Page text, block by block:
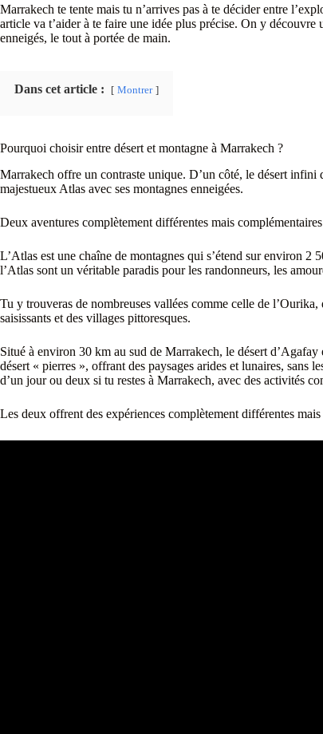
Marrakech te tente mais tu n’arrives pas à te décider entre
article va t’aider à te faire une idée plus précise. On y découvre
enneigés, le tout à portée de main.
Dans cet article : Montrer
Pourquoi choisir entre désert et montagne à Marrakech ?
Marrakech offre un contraste unique. D’un côté, le désert
majestueux Atlas avec ses montagnes enneigées.
Deux aventures complètement différentes mais
L’Atlas est une chaîne de montagnes qui s’étend sur environ
l’Atlas sont un véritable paradis pour les randonneurs, les
Tu y trouveras de nombreuses vallées comme celle de
saisissants et des villages pittoresques.
Situé à environ 30 km au sud de Marrakech, le désert
désert « pierres », offrant des paysages arides et lunaires, sans
d’un jour ou deux si tu restes à Marrakech, avec des activités
Les deux offrent des expériences complètement différentes